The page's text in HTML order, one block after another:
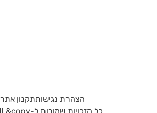
הצהרת נגישותתקנון אתר